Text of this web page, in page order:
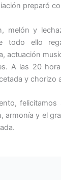
preparó
melón y
todo ello
actuación
A las 20
y chorizo
armonía y el